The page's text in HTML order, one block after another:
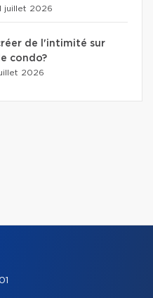
juillet 2026
de l'intimité sur
condo?
2026